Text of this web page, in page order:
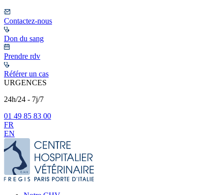
Contactez-nous
Don du sang
Prendre rdv
Référer un cas
URGENCES
24h/24 - 7j/7
01 49 85 83 00
FR
EN